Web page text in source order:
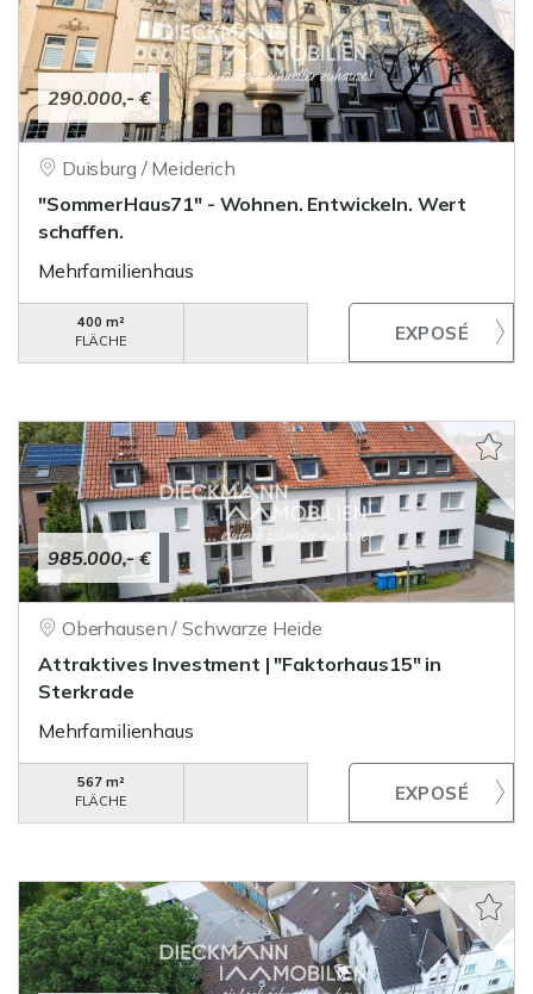
290.000,- €
Duisburg / Meiderich
"SommerHaus71" - Wohnen. Entwickeln. Wert
schaffen.
Mehrfamilienhaus
400 m²
FLÄCHE
985.000,- €
Oberhausen / Schwarze Heide
Attraktives Investment | "Faktorhaus15" in
Sterkrade
Mehrfamilienhaus
567 m²
FLÄCHE